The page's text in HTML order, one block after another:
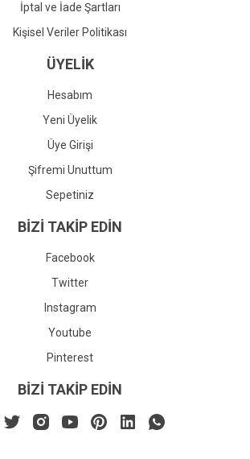
İptal ve İade Şartları
Kişisel Veriler Politikası
ÜYELİK
Hesabım
Yeni Üyelik
Üye Girişi
Şifremi Unuttum
Sepetiniz
BİZİ TAKİP EDİN
Facebook
Twitter
Instagram
Youtube
Pinterest
BİZİ TAKİP EDİN